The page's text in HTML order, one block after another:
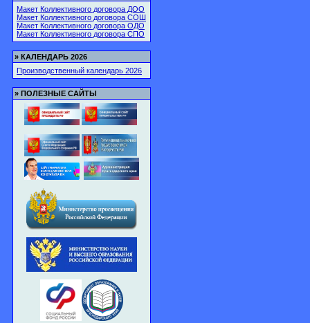
Макет Коллективного договора ДОО
Макет Коллективного договора СОШ
Макет Коллективного договора ОДО
Макет Коллективного договора СПО
» КАЛЕНДАРЬ 2026
Производственный календарь 2026
» ПОЛЕЗНЫЕ САЙТЫ